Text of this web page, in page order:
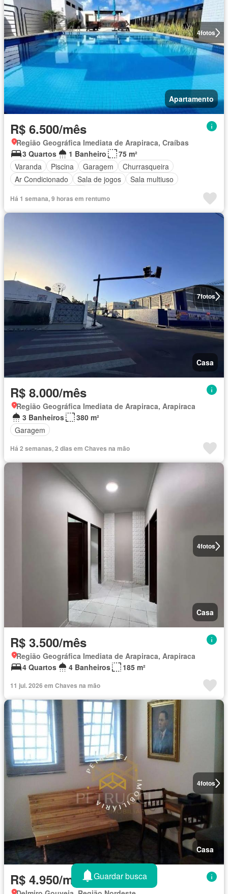
4fotos
Apartamento
R$ 6.500/mês
Região Geográfica Imediata de Arapiraca, Craíbas
3 Quartos
1 Banheiro
75 m²
Varanda
Piscina Garagem
Churrasqueira
Ar Condicionado
Sala de jogos
Sala multiuso
Há 1 semana, 9 horas em rentumo
7fotos
Casa
R$ 8.000/mês
Região Geográfica Imediata de Arapiraca, Arapiraca
3 Banheiros
380 m²
Garagem
Há 2 semanas, 2 dias em Chaves na mão
4fotos
Casa
R$ 3.500/mês
Região Geográfica Imediata de Arapiraca, Arapiraca
4 Quartos
4 Banheiros 185 m²
11 jul. 2026 em Chaves na mão
4fotos
Casa
R$ 4.950/mês Guardar busca